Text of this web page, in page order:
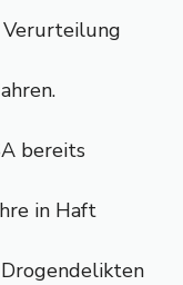
bereits
in Haft